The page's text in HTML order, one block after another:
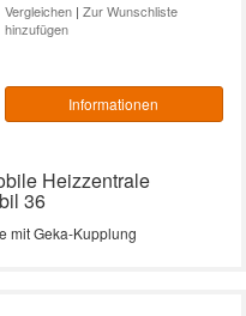
Vergleichen| Zur Wunschliste
hinzufügen
Informationen
Heizzentrale
36
mit Geka-Kupplung